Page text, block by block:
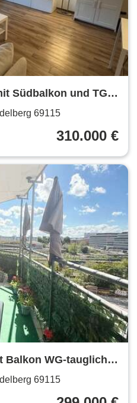
Südbalkon und TG
69115
310.000 €
Balkon WG-tauglich
Weststadt
69115